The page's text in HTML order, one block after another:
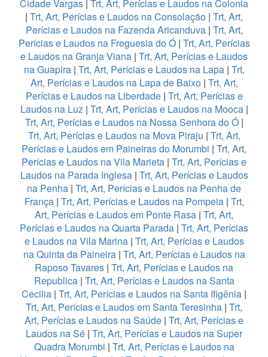
Cidade Vargas | Trt, Art, Perícias e Laudos na Colonia
| Trt, Art, Perícias e Laudos na Consolação | Trt, Art,
Perícias e Laudos na Fazenda Aricanduva| Trt, Art,
Perícias e Laudos na Freguesia do Ó| Trt, Art, Perícias
e Laudos na Granja Viana | Trt, Art, Perícias e Laudos
na Guapira| Trt, Art, Perícias e Laudos na Lapa| Trt,
Art, Perícias e Laudos na Lapa de Baixo | Trt, Art,
Perícias e Laudos na Liberdade | Trt, Art, Perícias e
Laudos na Luz| Trt, Art, Perícias e Laudos na Mooca|
Trt, Art, Perícias e Laudos na Nossa Senhora do Ó|
Trt, Art, Perícias e Laudos na Mova Piraju | Trt, Art,
Perícias e Laudos em Paineiras do Morumbi | Trt, Art,
Perícias e Laudos na Vila Marieta | Trt, Art, Perícias e
Laudos na Parada Inglesa | Trt, Art, Perícias e Laudos
na Penha | Trt, Art, Perícias e Laudos na Penha de
França | Trt, Art, Perícias e Laudos na Pompeia| Trt,
Art, Perícias e Laudos em Ponte Rasa | Trt, Art,
Perícias e Laudos na Quarta Parada | Trt, Art, Perícias
e Laudos na Vila Marina| Trt, Art, Perícias e Laudos
na Quinta da Paineira| Trt, Art, Perícias e Laudos na
Raposo Tavares | Trt, Art, Perícias e Laudos na
Republica| Trt, Art, Perícias e Laudos na Santa
Cecilia | Trt, Art, Perícias e Laudos na Santa Ifigênia |
Trt, Art, Perícias e Laudos em Santa Teresinha | Trt,
Art, Perícias e Laudos na Saúde | Trt, Art, Perícias e
Laudos na Sé | Trt, Art, Perícias e Laudos na Super
Quadra Morumbi | Trt, Art, Perícias e Laudos na